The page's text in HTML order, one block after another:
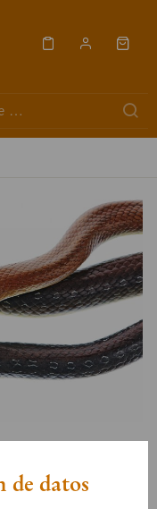
mâle,
de datos